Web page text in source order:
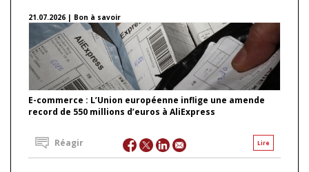
21.07.2026 | Bon à savoir
E-commerce : L’Union européenne inflige une amende
record de 550 millions d’euros à AliExpress
Lire
Réagir